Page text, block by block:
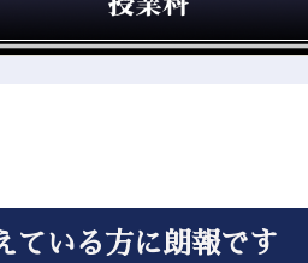
ている方に朗報です